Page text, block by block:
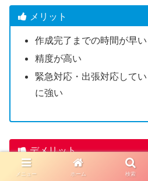
メリット
作成完了までの時間が早い
精度が高い
緊急対応・出張対応して
に強い
デメリット
一部のディンプルキーは
メニュー ホーム 検索